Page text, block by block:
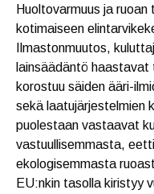
Huoltovarmuus ja
kotimaiseen
Ilmastonmuutos,
lainsäädäntö
korostuu säiden ääri-
sekä laatujärjestelmien
puolestaan vastaavat
vastuullisemmasta,
ekologisemmasta
EU:nkin tasolla kiristyy